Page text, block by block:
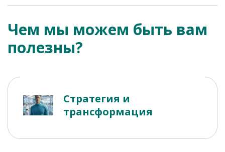
Чем мы можем быть вам
полезны?
Стратегия и
трансформация